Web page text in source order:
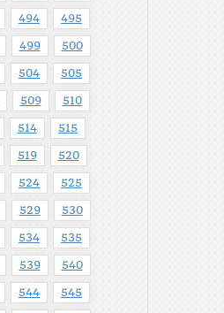
494 495
499 500
504 505
509 510
514 515
519 520
524 525
529 530
534 535
539 540
544 545